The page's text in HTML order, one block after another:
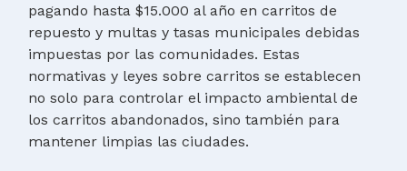
pagando hasta $15.000 al año en carritos de
repuesto y multas y tasas municipales debidas
impuestas por las comunidades. Estas
normativas y leyes sobre carritos se establecen
no solo para controlar el impacto ambiental de
los carritos abandonados, sino también para
mantener limpias las ciudades.